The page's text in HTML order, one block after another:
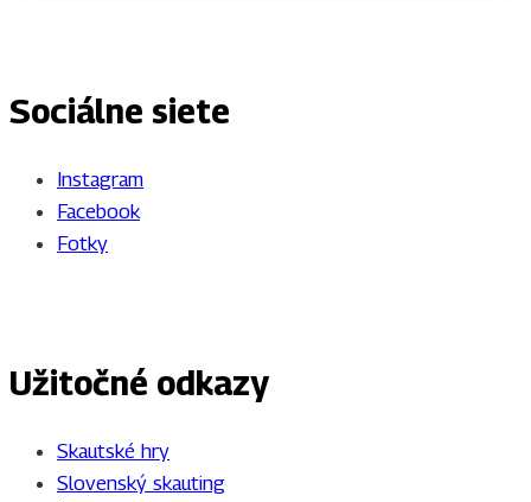
Sociálne siete
Instagram
Facebook
Fotky
Užitočné odkazy
Skautské hry
Slovenský skauting